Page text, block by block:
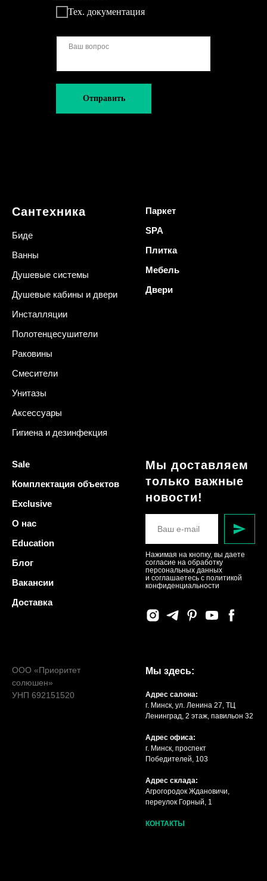
Тех. документация
Отправить
Сантехника
Биде
Ванны
Душевые системы
Душевые кабины и двери
Инсталляции
Полотенцесушители
Раковины
Смесители
Унитазы
Аксессуары
Гигиена и дезинфекция
Паркет
SPA
Плитка
Мебель
Двери
Sale
Комплектация объектов
Exclusive
О нас
Education
Блог
Вакансии
Доставка
Мы доставляем
только важные
новости!
Нажимая на кнопку, вы даете
согласие на обработку
персональных данных
и соглашаетесь c политикой
конфиденциальности
ООО «Приоритет
солюшен»
УНП 692151520
Мы здесь:
Адрес салона:
г. Минск, ул. Ленина 27, ТЦ
Ленинград, 2 этаж, павильон 32
Адрес офиса:
г. Минск, проспект
Победителей, 103
Адрес склада:
Агрогородок Ждановичи,
переулок Горный, 1
КОНТАКТЫ